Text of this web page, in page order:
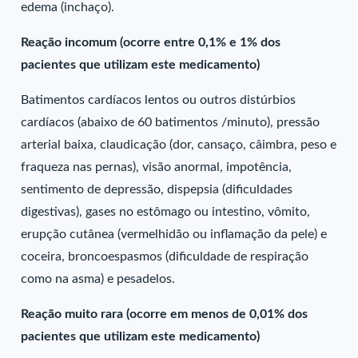
edema (inchaço).
Reação incomum (ocorre entre 0,1% e 1% dos
pacientes que utilizam este medicamento)
Batimentos cardíacos lentos ou outros distúrbios
cardíacos (abaixo de 60 batimentos /minuto), pressão
arterial baixa, claudicação (dor, cansaço, câimbra, peso e
fraqueza nas pernas), visão anormal, impotência,
sentimento de depressão, dispepsia (dificuldades
digestivas), gases no estômago ou intestino, vômito,
erupção cutânea (vermelhidão ou inflamação da pele) e
coceira, broncoespasmos (dificuldade de respiração
como na asma) e pesadelos.
Reação muito rara (ocorre em menos de 0,01% dos
pacientes que utilizam este medicamento)